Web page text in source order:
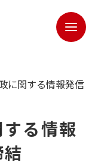
に関する情報発信
する情報